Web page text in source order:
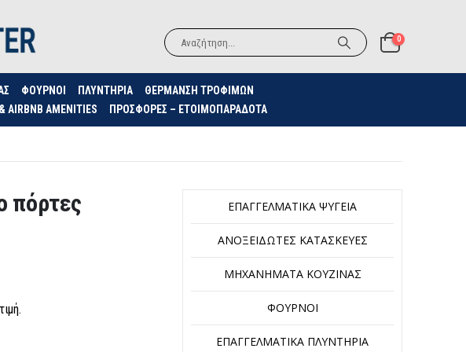
0
ΦΟΥΡΝΟΙ ΠΛΥΝΤΗΡΙΑ
ΘΈΡΜΑΝΣΗ ΤΡΟΦΊΜΩΝ
AMENITIES ΠΡΟΣΦΟΡΈΣ – ΕΤΟΙΜΟΠΑΡΆΔΟΤΑ
πόρτες
ΕΠΑΓΓΕΛΜΑΤΙΚΆ ΨΥΓΕΊΑ
ΑΝΟΞΕΊΔΩΤΕΣ ΚΑΤΑΣΚΕΥΈΣ
ΜΗΧΑΝΉΜΑΤΑ ΚΟΥΖΊΝΑΣ
ΦΟΎΡΝΟΙ
ΕΠΑΓΓΕΛΜΑΤΙΚΆ ΠΛΥΝΤΉΡΙΑ